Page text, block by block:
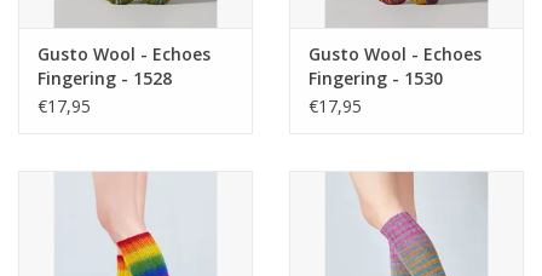
Gusto Wool - Echoes
Fingering - 1528
€17,95
Gusto Wool - Echoes
Fingering - 1530
€17,95